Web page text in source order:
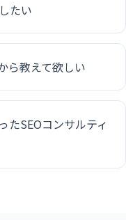
たい
ら教えて欲しい
たSEOコンサルティ